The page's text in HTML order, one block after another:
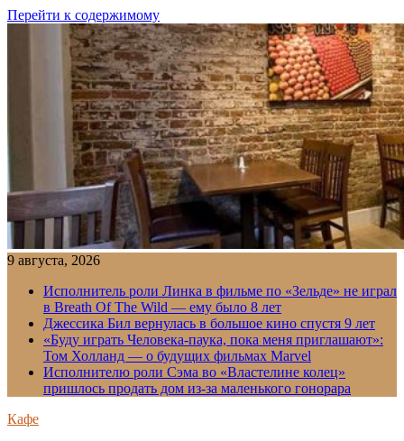
Перейти к содержимому
9 августа, 2026
Исполнитель роли Линка в фильме по «Зельде» не играл
в Breath Of The Wild — ему было 8 лет
Джессика Бил вернулась в большое кино спустя 9 лет
«Буду играть Человека-паука, пока меня приглашают»:
Том Холланд — о будущих фильмах Marvel
Исполнителю роли Сэма во «Властелине колец»
пришлось продать дом из-за маленького гонорара
Кафе